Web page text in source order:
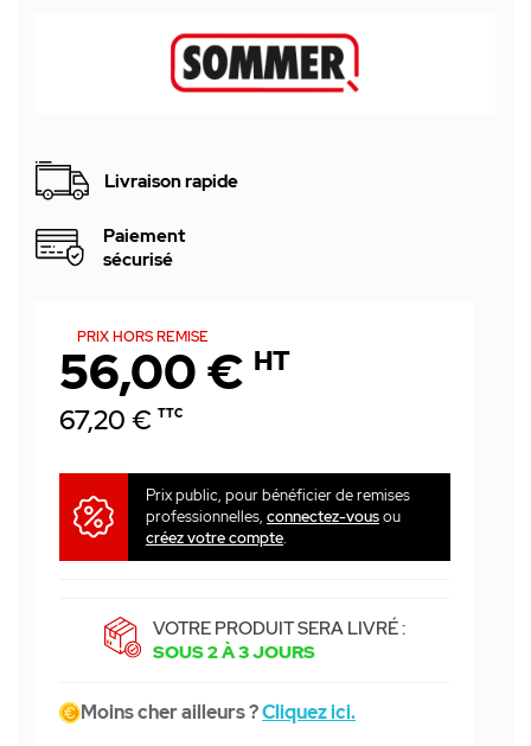
Livraison rapide
Paiement
sécurisé
PRIX HORS REMISE
56,00 € HT
67,20 € TTC
Prix public, pour bénéficier de remises
professionnelles, connectez-vousou
créez votre compte.
VOTRE PRODUIT SERA LIVRÉ :
SOUS 2 À 3 JOURS
Moins cher ailleurs ?Cliquez ici.